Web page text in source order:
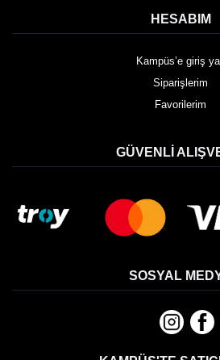
HESABIM
Kampüs’e giriş
Siparişlerim
Favorilerim
GÜVENLI
SOSYAL